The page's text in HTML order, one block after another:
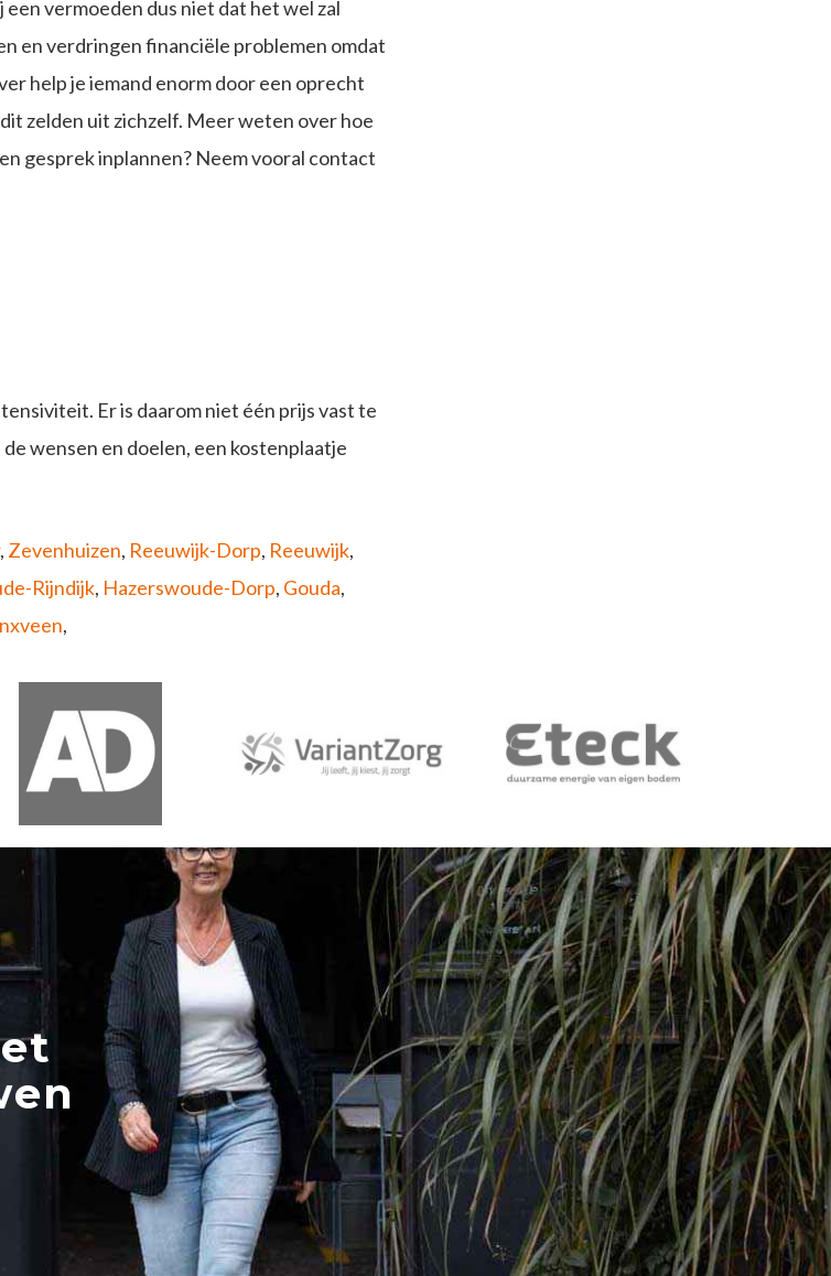
vermoeden dus niet dat het wel zal
en verdringen financiële problemen omdat
help je iemand enorm door een oprecht
zelden uit zichzelf. Meer weten over hoe
gesprek inplannen? Neem vooral contact
Er is daarom niet één prijs vast te
wensen en doelen, een kostenplaatje
, Zevenhuizen, Reeuwijk-Dorp, Reeuwijk,
Rijndijk, Hazerswoude-Dorp, Gouda,
,